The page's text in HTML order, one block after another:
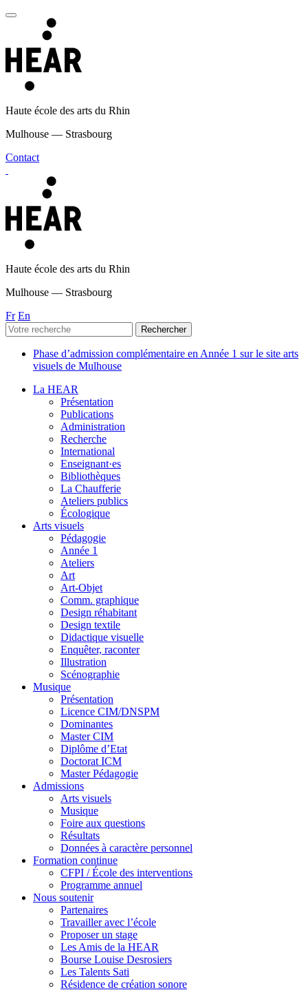
Haute école des arts du Rhin
Mulhouse — Strasbourg
Contact
Haute école des arts du Rhin
Mulhouse — Strasbourg
Fr En
Phase d’admission complémentaire en Année 1 sur le site arts
visuels de Mulhouse
La HEAR
Présentation
Publications
Administration
Recherche
International
Enseignant·es
Bibliothèques
La Chaufferie
Ateliers publics
Écologique
Arts visuels
Pédagogie
Année 1
Ateliers
Art
Art-Objet
Comm. graphique
Design réhabitant
Design textile
Didactique visuelle
Enquêter, raconter
Illustration
Scénographie
Musique
Présentation
Licence CIM/DNSPM
Dominantes
Master CIM
Diplôme d’Etat
Doctorat ICM
Master Pédagogie
Admissions
Arts visuels
Musique
Foire aux questions
Résultats
Données à caractère personnel
Formation continue
CFPI / École des interventions
Programme annuel
Nous soutenir
Partenaires
Travailler avec l’école
Proposer un stage
Les Amis de la HEAR
Bourse Louise Desrosiers
Les Talents Sati
Résidence de création sonore